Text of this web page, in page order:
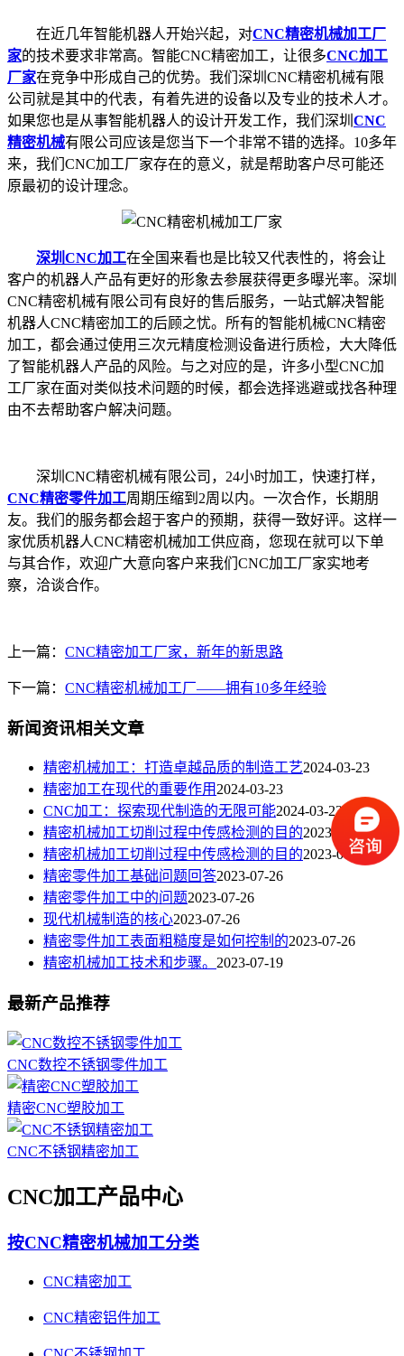
在近几年智能机器人开始兴起，对CNC精密机械加工厂
家的技术要求非常高。智能CNC精密加工，让很多CNC加工
厂家在竞争中形成自己的优势。我们深圳CNC精密机械有限
公司就是其中的代表，有着先进的设备以及专业的技术人才。
如果您也是从事智能机器人的设计开发工作，我们深圳 CNC
精密机械有限公司应该是您当下一个非常不错的选择。10多年
来，我们CNC加工厂家存在的意义，就是帮助客户尽可能还
原最初的设计理念。
深圳CNC加工在全国来看也是比较又代表性的，将会让
客户的机器人产品有更好的形象去参展获得更多曝光率。深圳
CNC精密机械有限公司有良好的售后服务，一站式解决智能
机器人CNC精密加工的后顾之忧。所有的智能机械CNC精密
加工，都会通过使用三次元精度检测设备进行质检，大大降低
了智能机器人产品的风险。与之对应的是，许多小型CNC加
工厂家在面对类似技术问题的时候，都会选择逃避或找各种理
由不去帮助客户解决问题。
深圳CNC精密机械有限公司，24小时加工，快速打样，
CNC精密零件加工周期压缩到2周以内。一次合作，长期朋
友。我们的服务都会超于客户的预期，获得一致好评。这样一
家优质机器人CNC精密机械加工供应商，您现在就可以下单
与其合作，欢迎广大意向客户来我们CNC加工厂家实地考
察，洽谈合作。
上一篇： CNC精密加工厂家，新年的新思路
下一篇： CNC精密机械加工厂——拥有10多年经验
新闻资讯相关文章
​精密机械加工：打造卓越品质的制造工艺2024-03-23
精密加工在现代的重要作用 2024-03-23
CNC加工：探索现代制造的无限可能2024-03-23
精密机械加工切削过程中传感检测的目的2023-08-02
精密机械加工切削过程中传感检测的目的2023-07-26
精密零件加工基础问题回答2023-07-26
精密零件加工中的问题2023-07-26
现代机械制造的核心2023-07-26
精密零件加工表面粗糙度是如何控制的2023-07-26
精密机械加工技术和步骤。 2023-07-19
最新产品推荐
CNC数控不锈钢零件加工
精密CNC塑胶加工
CNC不锈钢精密加工
CNC加工产品中心
按CNC精密机械加工分类
CNC精密加工
CNC精密铝件加工